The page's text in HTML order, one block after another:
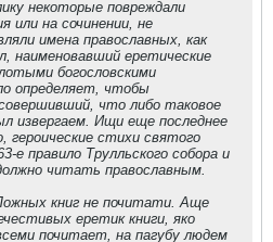
некоторые повреждали
или на сочинении, не
имена православных, как
наименовавший еретические
богословскими
определяет, чтобы
что либо таковое
извергаем. Ищи еще последнее
героические стихи святого
е правило Трулльского собора и
читать православным.
книг не почитати. Аще
еретик книги, яко
почитает, на пагубу людем